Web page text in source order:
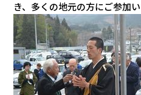
き、多くの地元の方にご参加い